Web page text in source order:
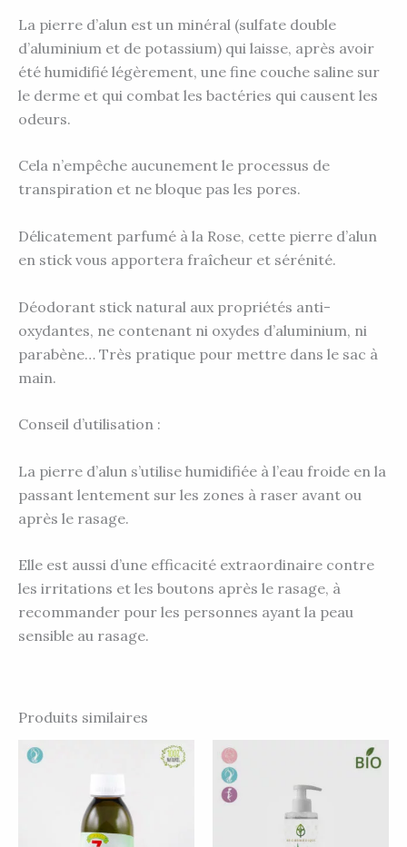
La pierre d’alun est un minéral (sulfate double
d’aluminium et de potassium) qui laisse, après avoir
été humidifié légèrement, une fine couche saline sur
le derme et qui combat les bactéries qui causent les
odeurs.
Cela n’empêche aucunement le processus de
transpiration et ne bloque pas les pores.
Délicatement parfumé à la Rose, cette pierre d’alun
en stick vous apportera fraîcheur et sérénité.
Déodorant stick natural aux propriétés anti-
oxydantes, ne contenant ni oxydes d’aluminium, ni
parabène… Très pratique pour mettre dans le sac à
main.
Conseil d’utilisation :
La pierre d’alun s’utilise humidifiée à l’eau froide en la
passant lentement sur les zones à raser avant ou
après le rasage.
Elle est aussi d’une efficacité extraordinaire contre
les irritations et les boutons après le rasage, à
recommander pour les personnes ayant la peau
sensible au rasage.
Produits similaires